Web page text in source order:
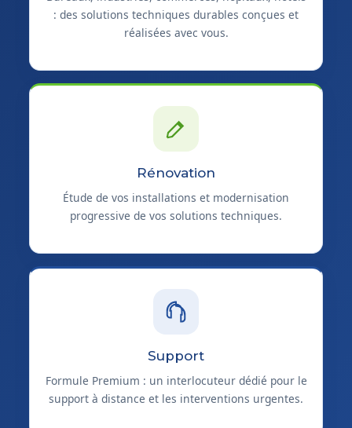
: des solutions techniques durables conçues et
réalisées avec vous.
Rénovation
Étude de vos installations et modernisation
progressive de vos solutions techniques.
Support
Formule Premium : un interlocuteur dédié pour le
support à distance et les interventions urgentes.